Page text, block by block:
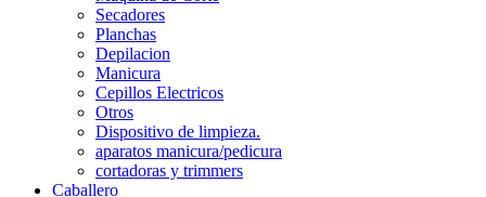
Secadores
Planchas
Depilacion
Manicura
Cepillos Electricos
Otros
Dispositivo de limpieza.
aparatos manicura/pedicura
cortadoras y trimmers
Caballero